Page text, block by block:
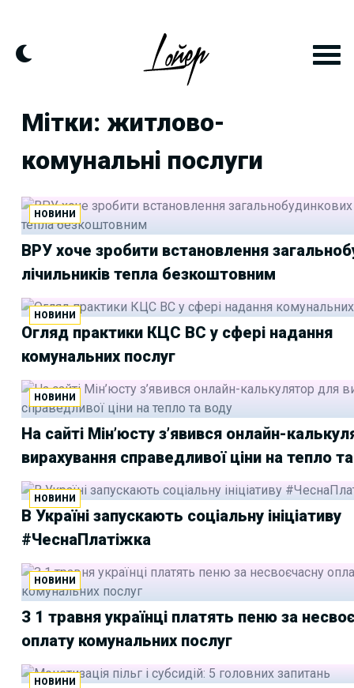
content
Мітки: житлово-
комунальні послуги
НОВИНИ
ВРУ хоче зробити встановлення
лічильників тепла безкоштовним
НОВИНИ
Огляд практики КЦС ВС у сфері надання
комунальних послуг
НОВИНИ
На сайті Мін’юсту з’явився онлайн-
вирахування справедливої ціни на тепло
НОВИНИ
В Україні запускають соціальну ініціативу
#ЧеснаПлатіжка
НОВИНИ
З 1 травня українці платять пеню за
оплату комунальних послуг
НОВИНИ